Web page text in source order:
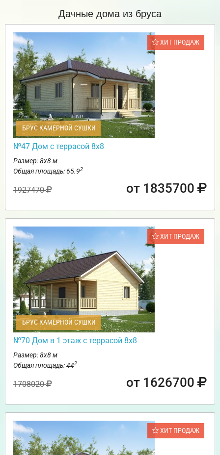
Дачные дома из бруса
ХИТ ПРОДАЖ
БРУС КАМЕРНОЙ СУШКИ
№47 Дом с террасой 8х8
Размер: 8х8 м
Общая площадь: 65.92
1927470 от 1835700
ХИТ ПРОДАЖ
БРУС КАМЕРНОЙ СУШКИ
№70 Дом в 1 этаж с террасой 8х8
Размер: 8х8 м
Общая площадь: 442
1708020 от 1626700
ХИТ ПРОДАЖ